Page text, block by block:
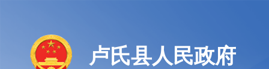
卢氏县人民政府